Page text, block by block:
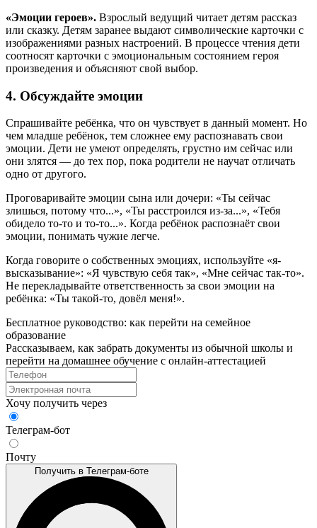
«Эмоции героев». Взрослый ведущий читает детям рассказ
или сказку. Детям заранее выдают символические карточки с
изображениями разных настроений. В процессе чтения дети
соотносят карточки с эмоциональным состоянием героя
произведения и объясняют свой выбор.
4. Обсуждайте эмоции
Спрашивайте ребёнка, что он чувствует в данный момент. Но
чем младше ребёнок, тем сложнее ему распознавать свои
эмоции. Дети не умеют определять, грустно им сейчас или
они злятся — до тех пор, пока родители не научат отличать
одно от другого.
Проговаривайте эмоции сына или дочери: «Ты сейчас
злишься, потому что...», «Ты расстроился из-за...», «Тебя
обидело то-то и то-то...». Когда ребёнок распознаёт свои
эмоции, понимать чужие легче.
Когда говорите о собственных эмоциях, используйте «я-
высказывание»: «Я чувствую себя так», «Мне сейчас так-то».
Не перекладывайте ответственность за свои эмоции на
ребёнка: «Ты такой-то, довёл меня!».
Бесплатное руководство: как перейти на семейное
образование
Рассказываем, как забрать документы из обычной школы и
перейти на домашнее обучение с онлайн‑аттестацией
Хочу получить через
Телеграм-бот
Почту
Получить в Телеграм-боте